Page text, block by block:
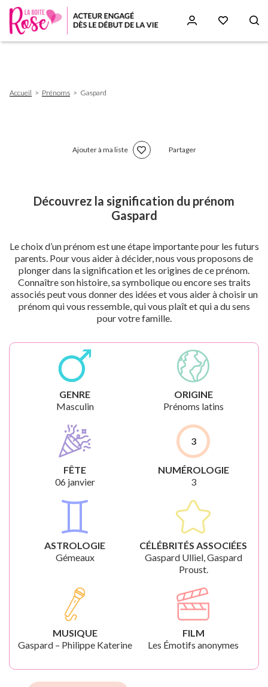
d'Ariane
Accueil Prénoms Gaspard
Ajouter à ma liste Partager
Découvrez la signification du prénom
Gaspard
Le choix d’un prénom est une étape importante pour les futurs
parents. Pour vous aider à décider, nous vous proposons de
plonger dans la signification et les origines de ce prénom.
Connaître son histoire, sa symbolique ou encore ses traits
associés peut vous donner des idées et vous aider à choisir un
prénom qui vous ressemble, qui vous plaît et qui a du sens
pour votre famille.
GENRE
Masculin
ORIGINE
Prénoms latins
FÊTE
06 janvier
3
NUMÉROLOGIE
3
ASTROLOGIE
Gémeaux
CÉLÉBRITÉS ASSOCIÉES
Gaspard Ulliel, Gaspard
Proust.
MUSIQUE
Gaspard – Philippe Katerine
FILM
Les Émotifs anonymes